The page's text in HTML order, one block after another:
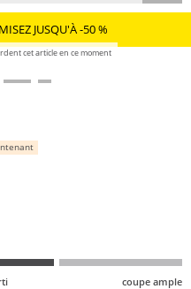
JUSQU'À -50 %
cet article en ce moment
coupe ample